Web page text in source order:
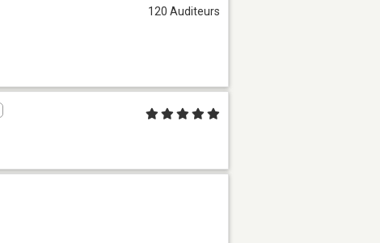
120 Auditeurs